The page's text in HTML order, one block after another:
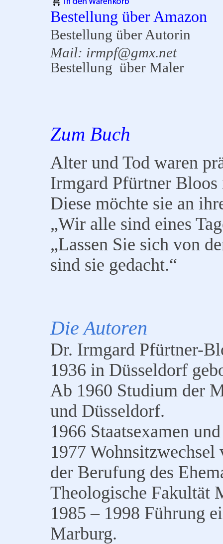
Bestellung über Amazon
Bestellung über Autorin
Mail: irmpf@gmx.net
Bestellung über Maler
Zum Buch
Alter und Tod waren
Irmgard Pfürtner
Diese möchte sie an
„Wir alle sind eines
„Lassen Sie sich von
sind sie gedacht.“
Die Autoren
Dr. Irmgard Pfürtner-
1936 in Düsseldorf
Ab 1960 Studium der
und Düsseldorf.
1966 Staatsexamen
1977
der Berufung des
Theologische Fakultät
1985 – 1998 Führung
Marburg.